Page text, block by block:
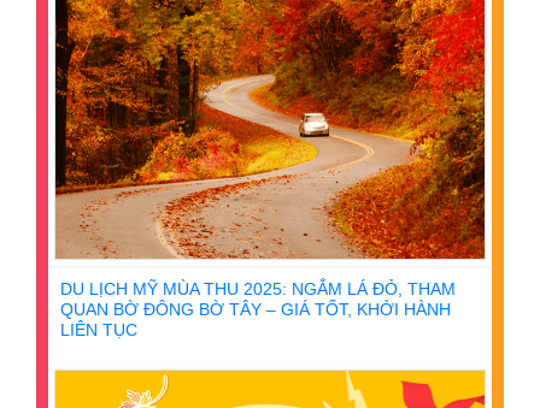
DU LỊCH MỸ MÙA THU 2025: NGẮM LÁ ĐỎ, THAM
QUAN BỜ ĐÔNG BỜ TÂY – GIÁ TỐT, KHỞI HÀNH
LIÊN TỤC